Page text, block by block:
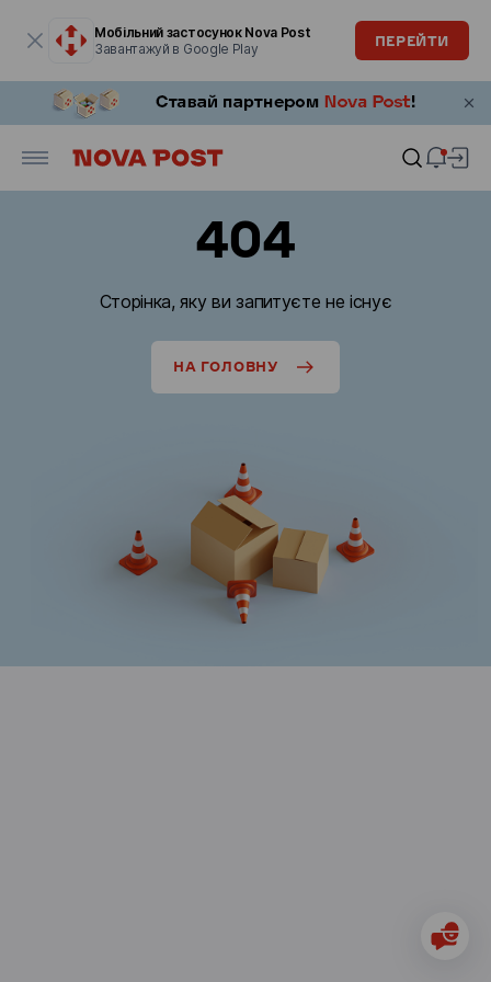
Мобільний застосунок Nova Post
Завантажуй в Google Play
ПЕРЕЙТИ
404
Сторінка, яку ви запитуєте не існує
НА ГОЛОВНУ